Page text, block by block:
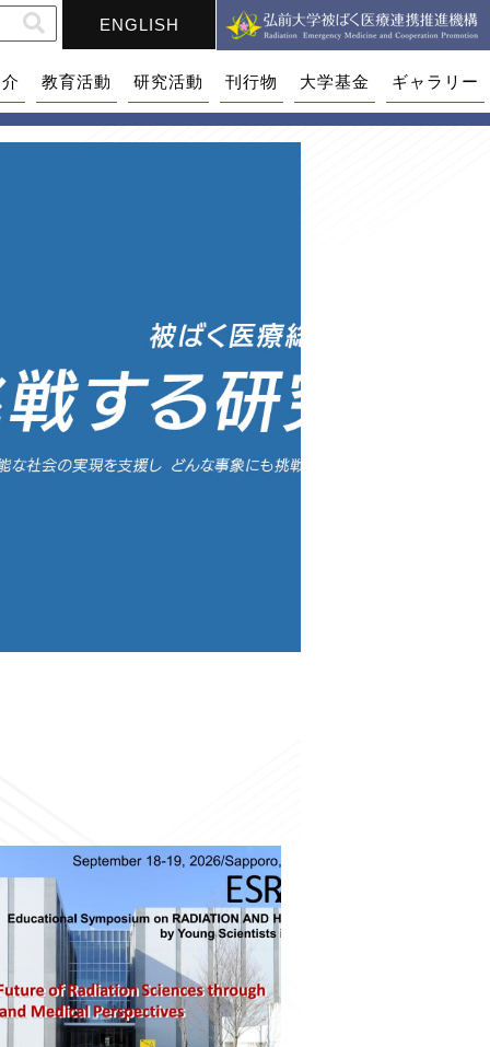
ENGLISH
教育活動 研究活動 刊行物 大学基金 ギャラリー